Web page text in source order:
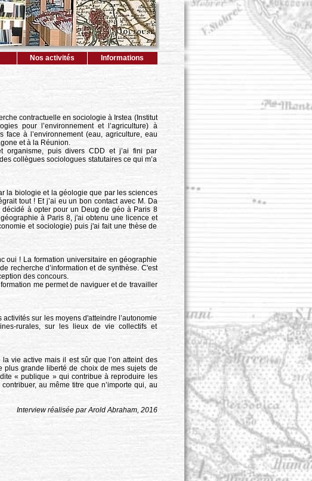
Nos activités Informations
contractuelle en sociologie à Irstea (Institut
pour l’environnement et l’agriculture) à
à l’environnement (eau, agriculture, eau
et à la Réunion.
organisme, puis divers CDD et j’ai fini par
collègues sociologues statutaires ce qui m’a
la biologie et la géologie que par les sciences
tout ! Et j’ai eu un bon contact avec M. Da
décidé à opter pour un Deug de géo à Paris 8
à Paris 8, j'ai obtenu une licence et
et sociologie) puis j'ai fait une thèse de
oui ! La formation universitaire en géographie
recherche d’information et de synthèse. C'est
des concours.
me permet de naviguer et de travailler
sur les moyens d'atteindre l’autonomie
rurales, sur les lieux de vie collectifs et
vie active mais il est sûr que l’on atteint des
plus grande liberté de choix de mes sujets de
« publique » qui contribue à reproduire les
au même titre que n’importe qui, au
Interview réalisée par Arold Abraham, 2016